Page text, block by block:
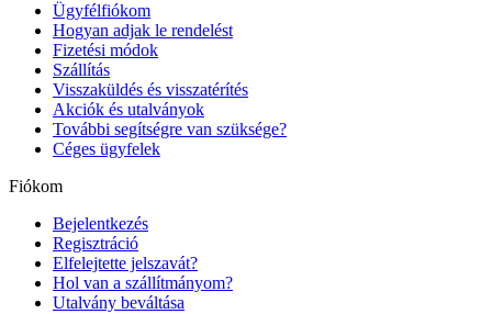
Ügyfélfiókom
Hogyan adjak le rendelést
Fizetési módok
Szállítás
Visszaküldés és visszatérítés
Akciók és utalványok
További segítségre van szüksége?
Céges ügyfelek
Fiókom
Bejelentkezés
Regisztráció
Elfelejtette jelszavát?
Hol van a szállítmányom?
Utalvány beváltása